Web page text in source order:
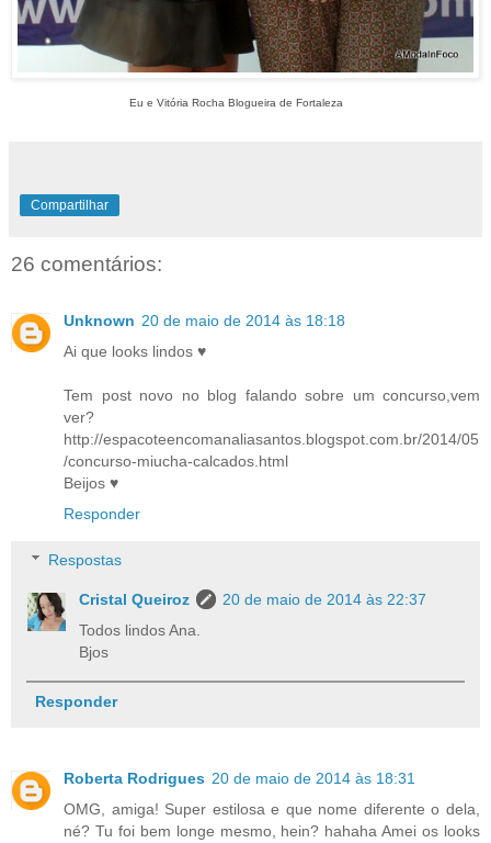
Eu e Vitória Rocha Blogueira de Fortaleza
Compartilhar
26 comentários:
Unknown 20 de maio de 2014 às 18:18
Ai que looks lindos ♥
Tem post novo no blog falando sobre um concurso,vem
ver?
http://espacoteencomanaliasantos.blogspot.com.br/2014/05
/concurso-miucha-calcados.html
Beijos ♥
Responder
Respostas
Cristal Queiroz
20 de maio de 2014 às 22:37
Todos lindos Ana.
Bjos
Responder
Roberta Rodrigues 20 de maio de 2014 às 18:31
OMG, amiga! Super estilosa e que nome diferente o dela,
né? Tu foi bem longe mesmo, hein? hahaha Amei os looks